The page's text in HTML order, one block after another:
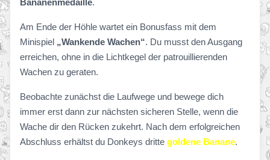
Am Ende der Höhle wartet ein Bonusfass mit dem
Minispiel „Wankende Wachen“. Du musst den Ausgang
erreichen, ohne in die Lichtkegel der patrouillierenden
Wachen zu geraten.
Beobachte zunächst die Laufwege und bewege dich
immer erst dann zur nächsten sicheren Stelle, wenn die
Wache dir den Rücken zukehrt. Nach dem erfolgreichen
Abschluss erhältst du Donkeys dritte goldene Banane.